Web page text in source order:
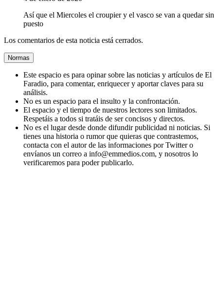
Así que el Miercoles el croupier y el vasco se van a quedar sin
puesto
Los comentarios de esta noticia está cerrados.
Normas
Este espacio es para opinar sobre las noticias y artículos de El
Faradio, para comentar, enriquecer y aportar claves para su
análisis.
No es un espacio para el insulto y la confrontación.
El espacio y el tiempo de nuestros lectores son limitados.
Respetáis a todos si tratáis de ser concisos y directos.
No es el lugar desde donde difundir publicidad ni noticias. Si
tienes una historia o rumor que quieras que contrastemos,
contacta con el autor de las informaciones por Twitter o
envíanos un correo a info@emmedios.com, y nosotros lo
verificaremos para poder publicarlo.